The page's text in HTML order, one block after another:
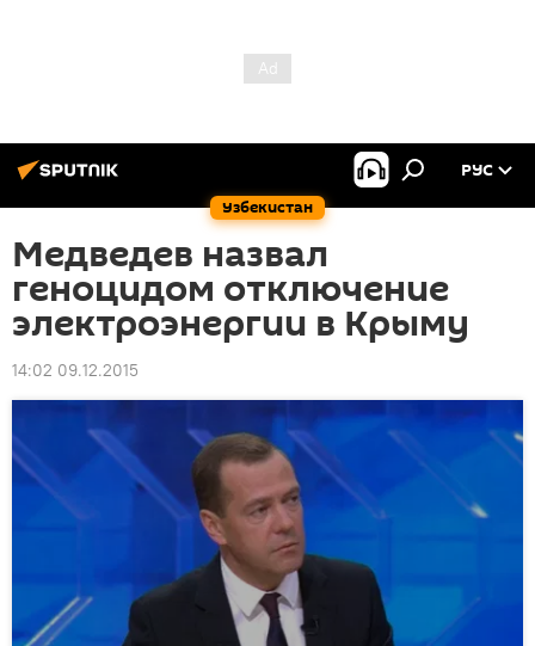
Узбекистан
РУС
Медведев назвал
геноцидом отключение
электроэнергии в Крыму
14:02 09.12.2015